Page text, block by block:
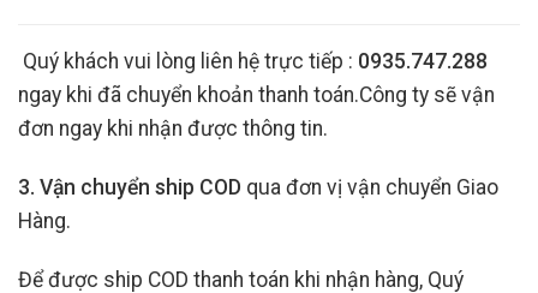
Quý khách vui lòng liên hệ trực tiếp : 0935.747.288
ngay khi đã chuyển khoản thanh toán.Công ty sẽ vận
đơn ngay khi nhận được thông tin.
3. Vận chuyển ship COD qua đơn vị vận chuyển Giao
Hàng.
Để được ship COD thanh toán khi nhận hàng, Quý